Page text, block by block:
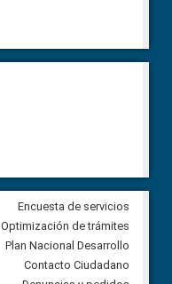
Veeduría Ciudadana para
construcción del asfaltado de
Ballenita del cantón Santa
Encuesta de servicios
Optimización de trámites
Plan Nacional Desarrollo
Contacto Ciudadano